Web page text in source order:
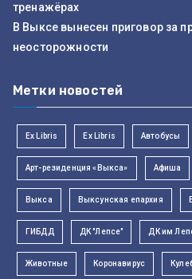
тренажёрах
В Выксе вынесен приговор за
неосторожности
Метки новостей
Ex Libris Ex Libris Автобусы
Арт-резиденция «Выкса» Афиша
Выкса Выксунская епархия
ГИБДД ДК "Лепсе" ДК им
Животные Коронавирус